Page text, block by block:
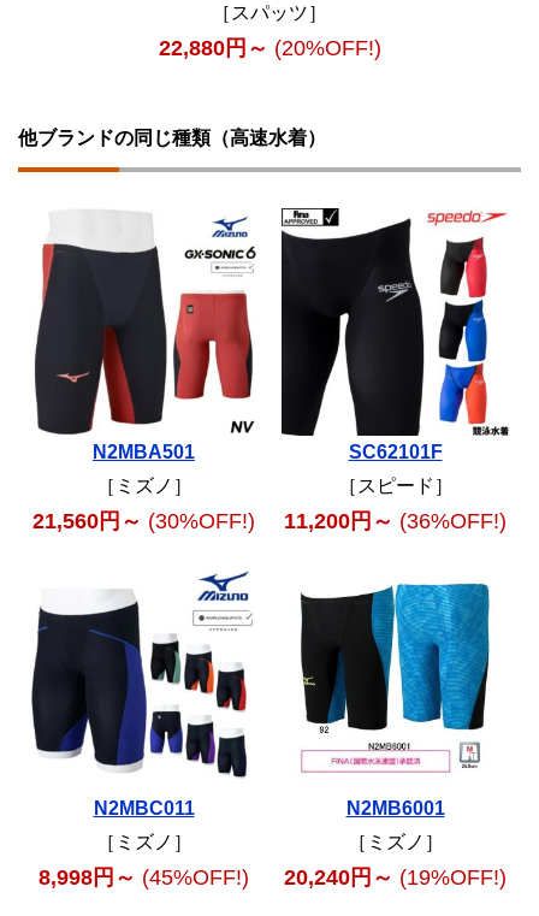
［スパッツ］
22,880円～ (20%OFF!)
他ブランドの同じ種類（高速水着）
N2MBA501
［ミズノ］
21,560円～ (30%OFF!)
SC62101F
［スピード］
11,200円～ (36%OFF!)
N2MBC011
［ミズノ］
8,998円～ (45%OFF!)
N2MB6001
［ミズノ］
20,240円～ (19%OFF!)